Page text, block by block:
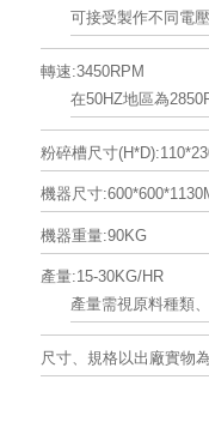
可接受製作不同電
轉速:3450RPM
在50HZ地區為
粉碎槽尺寸
機器尺寸
機器重量:90KG
產量:15-30KG/HR
產量需視原料種類
尺寸、規格以出廠實物